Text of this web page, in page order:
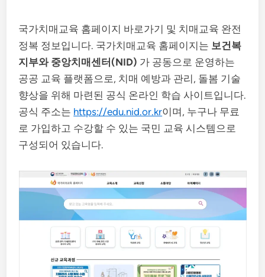
국가치매교육 홈페이지 바로가기 및 치매교육 완전
정복 정보입니다. 국가치매교육 홈페이지는 보건복
지부와 중앙치매센터(NID) 가 공동으로 운영하는
공공 교육 플랫폼으로, 치매 예방과 관리, 돌봄 기술
향상을 위해 마련된 공식 온라인 학습 사이트입니다.
공식 주소는 https://edu.nid.or.kr이며, 누구나 무료
로 가입하고 수강할 수 있는 국민 교육 시스템으로
구성되어 있습니다.